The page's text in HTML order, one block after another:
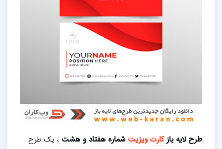
طرح لایه بازکارت ویزیت شماره هفتاد و هشت ، یک طرح